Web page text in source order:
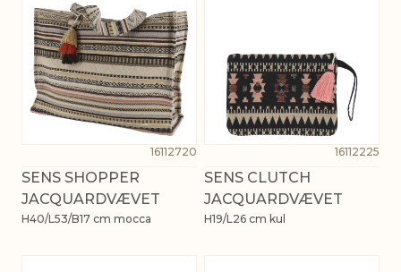
16112720
SENS SHOPPER
JACQUARDVÆVET
H40/L53/B17 cm mocca
16112225
SENS CLUTCH
JACQUARDVÆVET
H19/L26 cm kul